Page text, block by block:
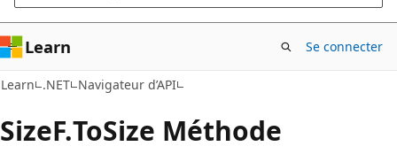
Learn Se connecter
Learn .NET Navigateur d’API
SizeF.ToSize Méthode